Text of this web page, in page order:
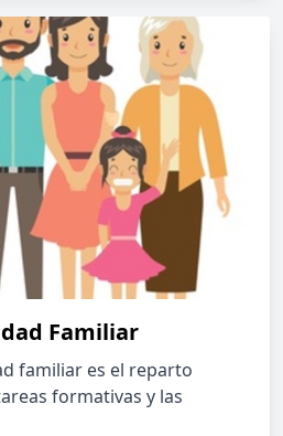
Familiar
familiar es el reparto
formativas y las